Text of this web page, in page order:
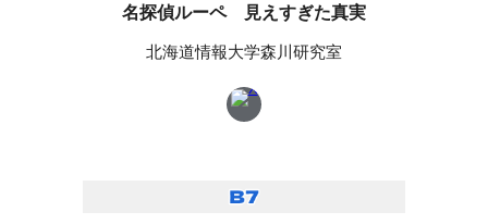
名探偵ルーペ 見えすぎた真実
北海道情報大学森川研究室